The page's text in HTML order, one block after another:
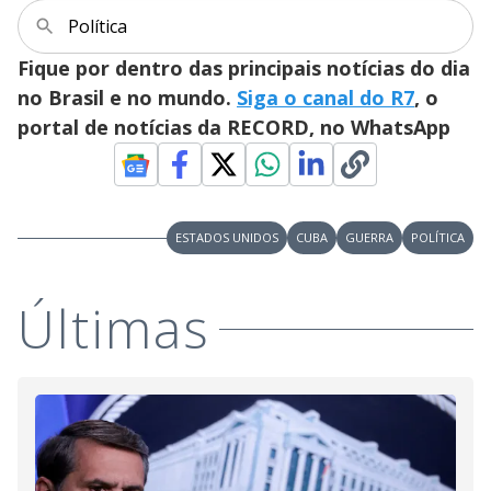
i
d
e
o
Política
Fique por dentro das principais notícias do dia
no Brasil e no mundo. Siga o canal do R7, o
portal de notícias da RECORD, no WhatsApp
ESTADOS UNIDOS CUBA GUERRA POLÍTICA
Últimas